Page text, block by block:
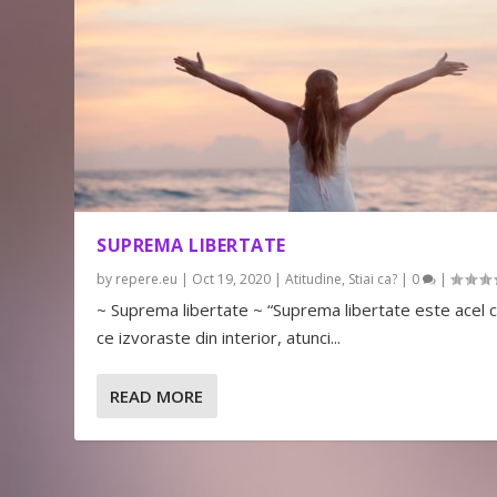
SUPREMA LIBERTATE
by repere.eu | Oct 19, 2020 |Atitudine, Stiai ca? | 0 |
~ Suprema libertate ~ “Suprema libertate este acel
ce izvoraste din interior, atunci...
READ MORE